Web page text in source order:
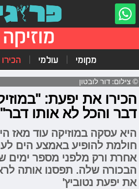
מוזיקה
מקומי עולמי
© צילום: דור לובטון
הכירו את יפעת:
דבר והכל לא אותו דבר"
היא עסקה במוזיקה עוד מאז
חולמת להופיע באמצע הים
אחרת ורק מלפני מספר ימים
הבכורה שלה. תפסנו אותה
את יפעת נטוביץ'